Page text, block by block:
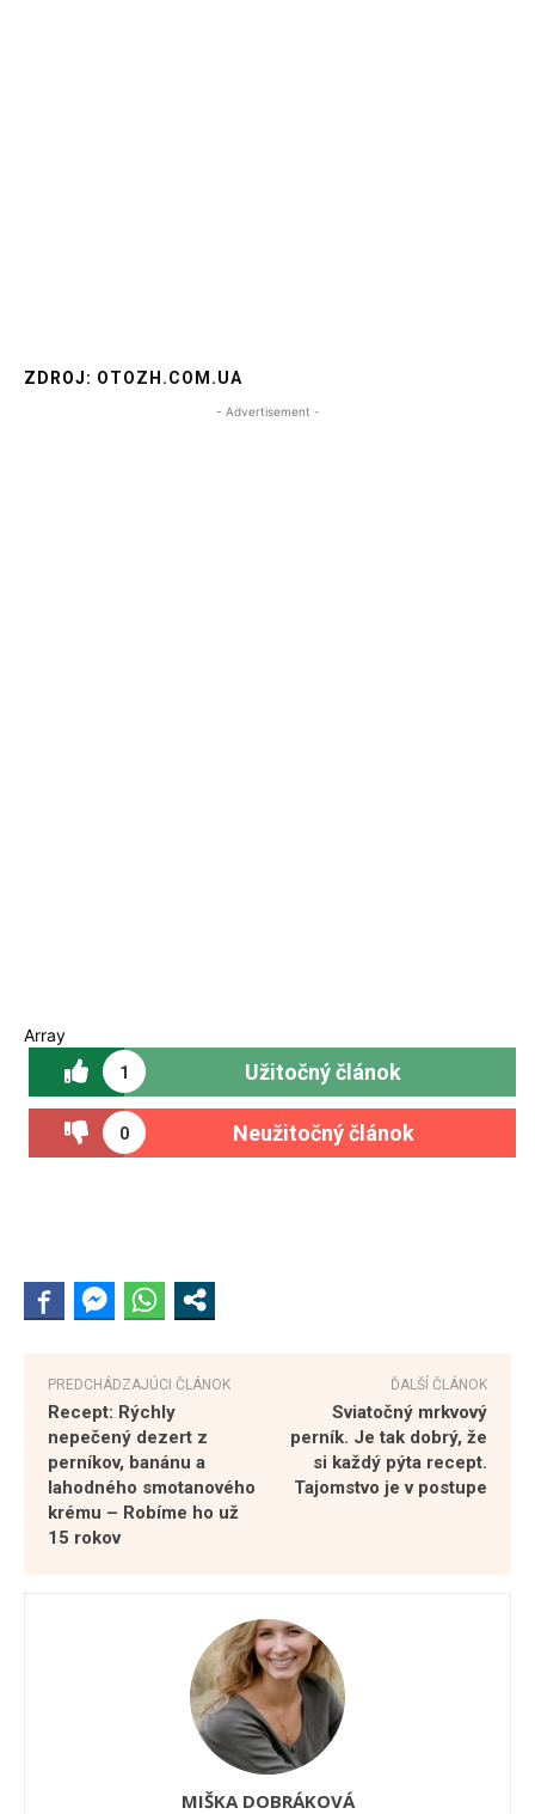
ZDROJ: OTOZH.COM.UA
- Advertisement -
Array
1 Užitočný článok
0 Neužitočný článok
PREDCHÁDZAJÚCI ČLÁNOK
Recept: Rýchly
nepečený dezert z
perníkov, banánu a
lahodného smotanového
krému – Robíme ho už
15 rokov
ĎALŠÍ ČLÁNOK
Sviatočný mrkvový
perník. Je tak dobrý, že
si každý pýta recept.
Tajomstvo je v postupe
MIŠKA DOBRÁKOVÁ